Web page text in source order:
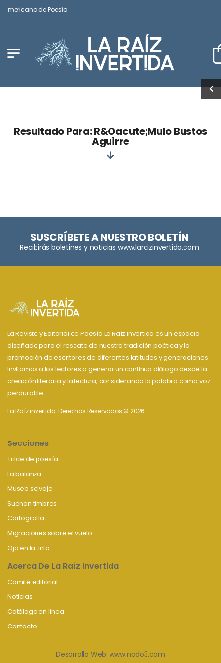
de Poesía
Resultado Para: R&oacute;mulo Bustos
Aguirre
SUSCRÍBETE A NUESTRO BOLETÍN
Recibirás boletines y noticias www.laraizinvertida.com
La Revista y Editorial de Poesía La Raíz Invertida es un espacio
diseñado para el rescate de nuestra tradición poética y la
promoción de escritores de diferentes latitudes y generaciones.
Invitamos a los lectores a generar un continuo diálogo desde la
creación literaria y la lectura, considerando la palabra como voz
perdurable.
La Raíz invertida. Derechos Reservados © 2026
Secciones
Trilce de poesía
La balanza
Museo salvaje
Suenan timbres
Cartografía
Migraciones sobre el vuelo
Ojo en la tinta
Acerca De La Raíz Invertida
Comité editorial
Noticias
Catálogo en línea
Contacto
Desarrollo Web: www.nodo3.com